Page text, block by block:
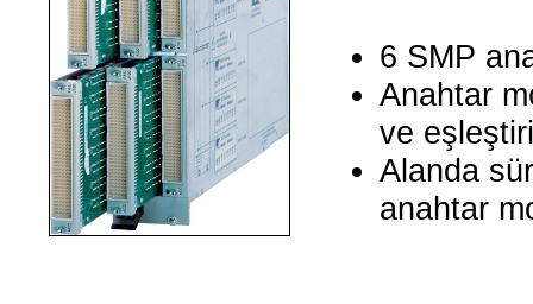
6 SMP
Anahtar
ve
Alanda
anahtar